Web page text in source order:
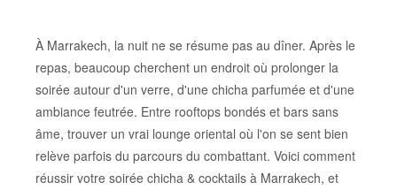
À Marrakech, la nuit ne se résume pas au dîner. Après le
repas, beaucoup cherchent un endroit où prolonger la
soirée autour d'un verre, d'une chicha parfumée et d'une
ambiance feutrée. Entre rooftops bondés et bars sans
âme, trouver un vrai lounge oriental où l'on se sent bien
relève parfois du parcours du combattant. Voici comment
réussir votre soirée chicha & cocktails à Marrakech, et